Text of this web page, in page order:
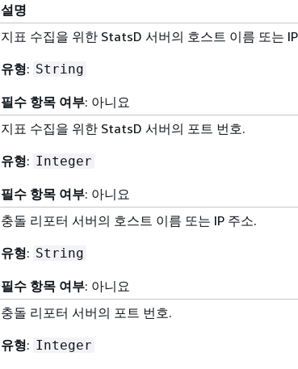
설명
지표 수집을 위한 StatsD 서버의 호스트 이름 또는
유형: String
필수 항목 여부: 아니요
지표 수집을 위한 StatsD 서버의 포트 번호.
유형: Integer
필수 항목 여부: 아니요
충돌 리포터 서버의 호스트 이름 또는 IP 주소.
유형: String
필수 항목 여부: 아니요
충돌 리포터 서버의 포트 번호.
유형: Integer